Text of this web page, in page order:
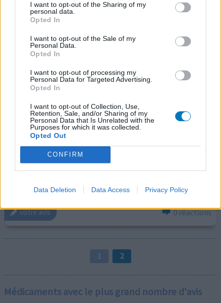
I want to opt-out of the Sharing of my
personal data.
Opted In
I want to opt-out of the Sale of my
Personal Data.
Opted In
I want to opt-out of processing my
Personal Data for Targeted Advertising.
Opted In
I want to opt-out of Collection, Use,
Retention, Sale, and/or Sharing of my
Personal Data that Is Unrelated with the
Purposes for which it was collected.
Opted Out
CONFIRM
Data Deletion Data Access Privacy Policy
Sibelium
16/11/2011 | Femme | 42
flunarizine
Sérieuse migraine
Efficacité
Quantité effets secondaires
j'ai pris bien d'autres médicaments contre la migraine,
seulement celui-là a de l'effet (prescrit hôpital de Gand),
l intensité a bien diminué mais la fréquence est presque
la même qu'avant. avant ce médicament, la douleur était
4 ou 5. je suis bien con
...lire la suite
votre avis 0 réactions
1 2
Médicaments avec le plus grand nombre d'avis